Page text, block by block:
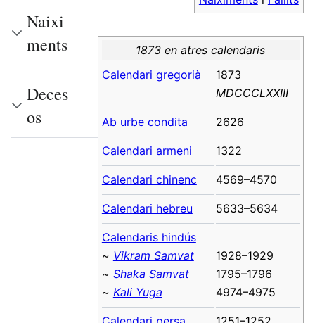
1873 en atres calendaris
Calendari gregorià
1873
MDCCCLXXIII
Ab urbe condita 2626
Calendari armeni 1322
Calendari chinenc 4569–4570
Calendari hebreu 5633–5634
Calendaris hindús
~ Vikram Samvat
~ Shaka Samvat
~ Kali Yuga
1928–1929
1795–1796
4974–4975
Naixi
ments
Deces
os